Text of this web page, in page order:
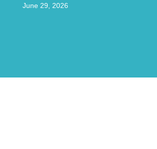
June 29, 2026